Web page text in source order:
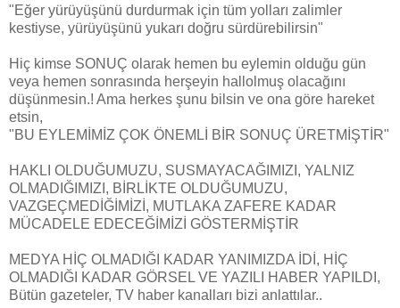
"Eğer yürüyüşünü durdurmak için tüm yolları zalimler
kestiyse, yürüyüşünü yukarı doğru sürdürebilirsin"
Hiç kimse SONUÇ olarak hemen bu eylemin olduğu gün
veya hemen sonrasında herşeyin hallolmuş olacağını
düşünmesin.! Ama herkes şunu bilsin ve ona göre hareket
etsin,
"BU EYLEMİMİZ ÇOK ÖNEMLİ BİR SONUÇ ÜRETMİŞTİR"
HAKLI OLDUĞUMUZU, SUSMAYACAĞIMIZI, YALNIZ
OLMADIĞIMIZI, BİRLİKTE OLDUĞUMUZU,
VAZGEÇMEDİĞİMİZİ, MUTLAKA ZAFERE KADAR
MÜCADELE EDECEĞİMİZİ GÖSTERMİŞTİR
MEDYA HİÇ OLMADIĞI KADAR YANIMIZDA İDİ, HİÇ
OLMADIĞI KADAR GÖRSEL VE YAZILI HABER YAPILDI,
Bütün gazeteler, TV haber kanalları bizi anlattılar..